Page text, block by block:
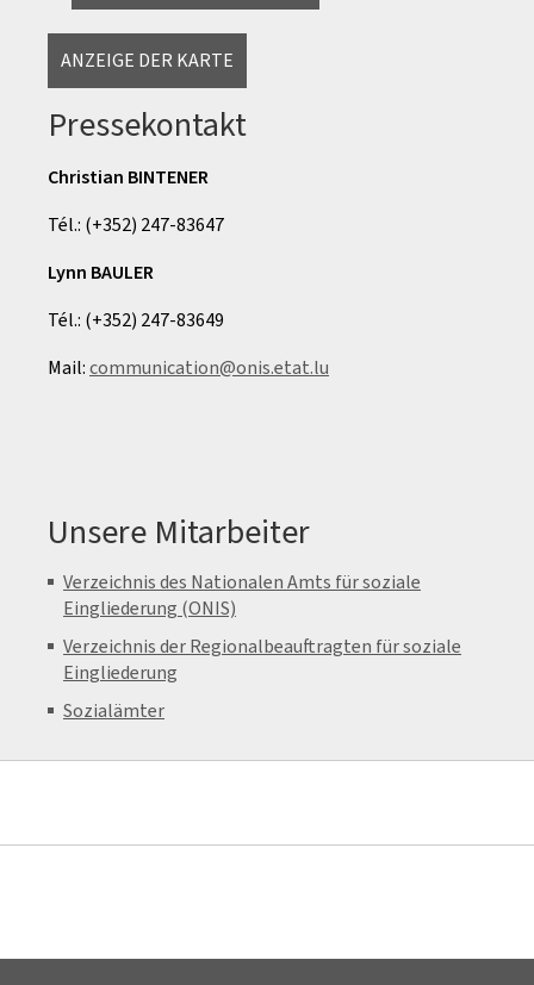
ANZEIGE DER KARTE
Pressekontakt
Christian BINTENER
Tél.: (+352) 247-83647
Lynn BAULER
Tél.: (+352) 247-83649
Mail:communication@onis.etat.lu
Unsere Mitarbeiter
Verzeichnis des Nationalen Amts für soziale
Eingliederung (ONIS)
Verzeichnis der Regionalbeauftragten für soziale
Eingliederung
Sozialämter